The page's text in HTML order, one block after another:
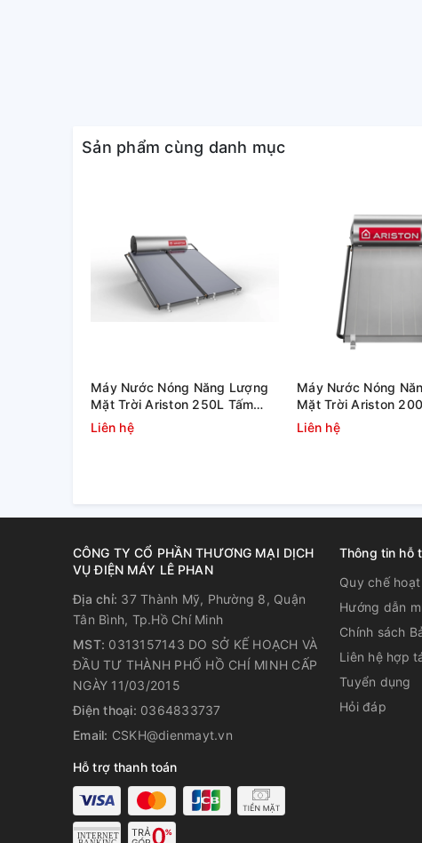
Cơ chế làm nóng trực tiếp nhanh
Thanh điện trở bằng đồng
Thanh nhiệt làm bằng đồng nguyên chất, độ bền cao
thời tiết kiệm điện năng tiêu thụ.
Sản phẩm cùng danh mục
Máy Nước Nóng Năng Lượng
Mặt Trời Ariston 250L Tấm
Phẳng Kairos Thermo DR-2
Liên hệ
Máy Nước Nóng
Mặt Trời Ariston
Phẳng Kairos
Liên hệ
CÔNG TY CỔ PHẦN THƯƠNG MẠI DỊCH
VỤ ĐIỆN MÁY LÊ PHAN
Địa chỉ: 37 Thành Mỹ, Phường 8, Quận
Tân Bình, Tp.Hồ Chí Minh
MST: 0313157143 DO SỞ KẾ HOẠCH VÀ
ĐẦU TƯ THÀNH PHỐ HỒ CHÍ MINH CẤP
NGÀY 11/03/2015
Điện thoại: 0364833737
Email: CSKH@dienmayt.vn
Hỗ trợ thanh toán
Thông tin hỗ
Quy chế
Hướng dẫn
Chính sách
Liên hệ hợp
Tuyển dụng
Hỏi đáp